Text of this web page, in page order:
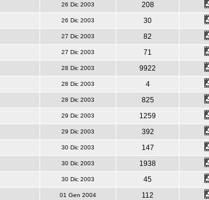
26 Dic 2003
208
26 Dic 2003
30
27 Dic 2003
82
27 Dic 2003
71
28 Dic 2003
9922
28 Dic 2003
4
28 Dic 2003
825
29 Dic 2003
1259
29 Dic 2003
392
30 Dic 2003
147
30 Dic 2003
1938
30 Dic 2003
45
01 Gen 2004
112